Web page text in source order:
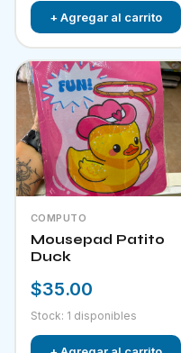
+ Agregar al carrito
COMPUTO
Mousepad Patito
Duck
$35.00
Stock: 1 disponibles